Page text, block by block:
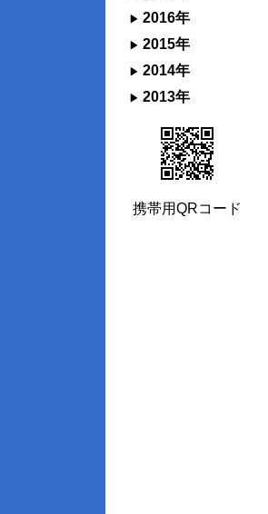
2016年
2015年
2014年
2013年
携帯用QRコード